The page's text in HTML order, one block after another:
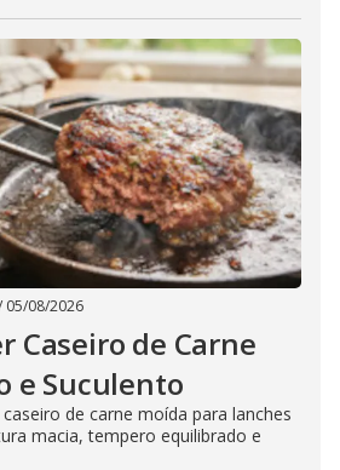
05/08/2026
Caseiro de Carne
e Suculento
de carne moída para lanches
macia, tempero equilibrado e